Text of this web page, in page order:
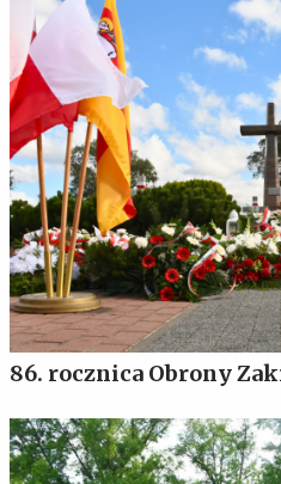
86. rocznica Obrony